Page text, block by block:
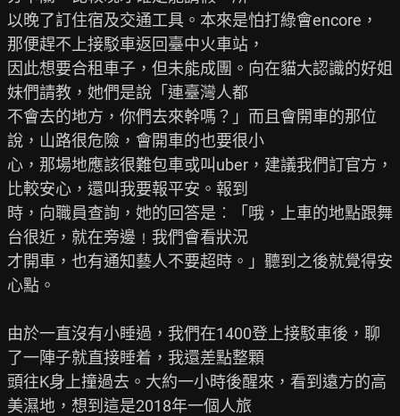
以晚了訂住宿及交通工具。本來是怕打綠會encore，
那便趕不上接駁車返回臺中火車站，
因此想要合租車子，但未能成團。向在貓大認識的好姐
妹們請教，她們是說「連臺灣人都
不會去的地方，你們去來幹嗎？」而且會開車的那位
說，山路很危險，會開車的也要很小
心，那場地應該很難包車或叫uber，建議我們訂官方，
比較安心，還叫我要報平安。報到
時，向職員查詢，她的回答是︰「哦，上車的地點跟舞
台很近，就在旁邊﹗我們會看狀況
才開車，也有通知藝人不要超時。」聽到之後就覺得安
心點。
由於一直沒有小睡過，我們在1400登上接駁車後，聊
了一陣子就直接睡着，我還差點整顆
頭往K身上撞過去。大約一小時後醒來，看到遠方的高
美濕地，想到這是2018年一個人旅